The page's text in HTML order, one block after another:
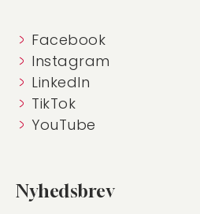
Facebook
Instagram
LinkedIn
TikTok
YouTube
Nyhedsbrev